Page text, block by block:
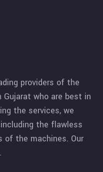
providers of the
who are best in
the services, we
the flawless
of the machines. Our